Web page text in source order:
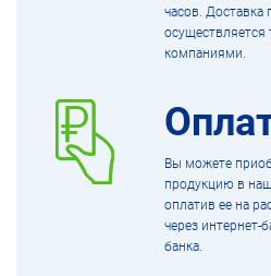
часов. Доставка
компаниями.
Вы можете
продукцию в
оплатив ее на
через интернет-
банка.